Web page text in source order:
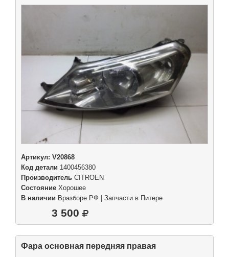
Артикул: V20868
Код детали 1400456380
Производитель CITROEN
Состояние Хорошее
В наличии Вразборе.РФ | Запчасти в Питере
3 500
Фара основная передняя правая